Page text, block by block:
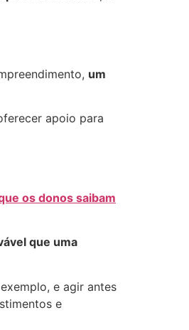
um
apoio para
os donos saibam
que uma
e agir antes
e